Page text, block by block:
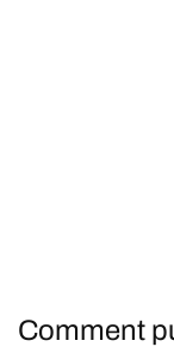
Comment